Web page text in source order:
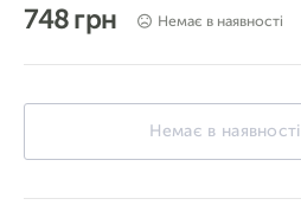
748 грн Немає в наявності
Немає в наявності